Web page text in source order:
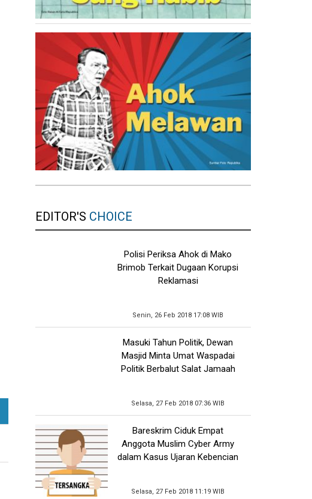
EDITOR'S CHOICE
Polisi Periksa Ahok di Mako
Brimob Terkait Dugaan Korupsi
Reklamasi
Senin, 26 Feb 2018 17:08 WIB
Masuki Tahun Politik, Dewan
Masjid Minta Umat Waspadai
Politik Berbalut Salat Jamaah
Selasa, 27 Feb 2018 07:36 WIB
Bareskrim Ciduk Empat
Anggota Muslim Cyber Army
dalam Kasus Ujaran Kebencian
Selasa, 27 Feb 2018 11:19 WIB